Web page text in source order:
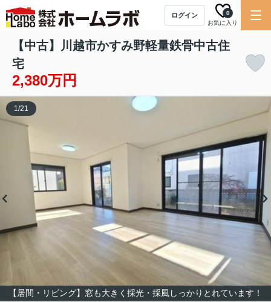
ログイン
お気に入り
0
【中古】川越市かすみ野軽量鉄骨中古住
宅
2,380万円
【居間・リビング】窓も大きく採光・採風しっかりとれています！
1/21